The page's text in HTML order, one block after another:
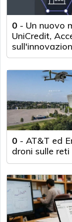
0 - Un nuovo
UniCredit,
0 - AT&T ed
droni sulle